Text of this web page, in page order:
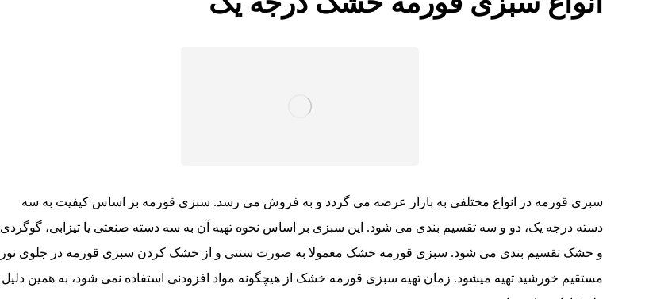
سبزی قورمه در انواع مختلفی به بازار عرضه می گردد و به فروش می رسد. سبزی قورمه بر اساس کیفیت به سه
دسته درجه یک، دو و سه تقسیم بندی می شود. این سبزی بر اساس نحوه تهیه آن به سه دسته صنعتی یا تیزابی، گوگردی
و خشک تقسیم بندی می شود. سبزی قورمه خشک معمولا به صورت سنتی و از خشک کردن سبزی قورمه در جلوی نور
مستقیم خورشید تهیه میشود. زمان تهیه سبزی قورمه خشک از هیچگونه مواد افزودنی استفاده نمی شود، به همین دلیل